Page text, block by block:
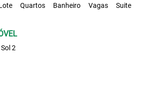
Quartos
Banheiro
Vagas
Suite
2